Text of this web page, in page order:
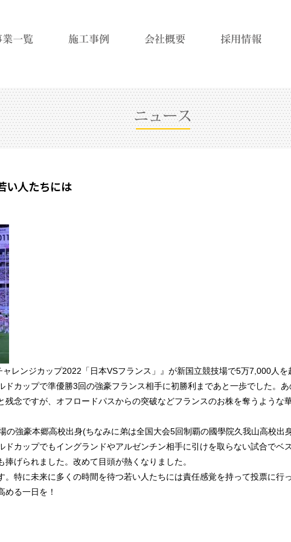
い人たちには
レンジカップ2022「日本VSフランス」』が新国立競技場で5万7,000人を
ドカップで準優勝3回の強豪フランス相手に初勝利まであと一歩でした。
念ですが、オフロードパスからの突破などフランスのお株を奪うような
の強豪本郷高校出身(ちなみに弟は全国大会5回制覇の國學院久我山高校出
ドカップでもイングランドやアルゼンチン相手に引けを取らない試合でベ
げられました。改めて目頭が熱くなりました。
。特に未来に多くの時間を待つ若い人たちには責任感覚を持って投票に行
める一日を！